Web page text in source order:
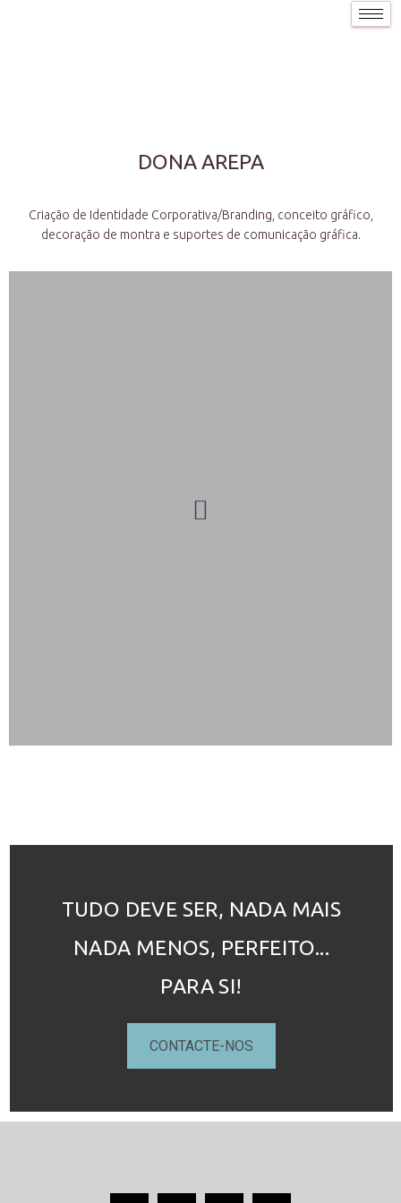
DONA AREPA
Criação de Identidade Corporativa/Branding, conceito gráfico,
decoração de montra e suportes de comunicação gráfica.
TUDO DEVE SER, NADA MAIS
NADA MENOS, PERFEITO...
PARA SI!
CONTACTE-NOS